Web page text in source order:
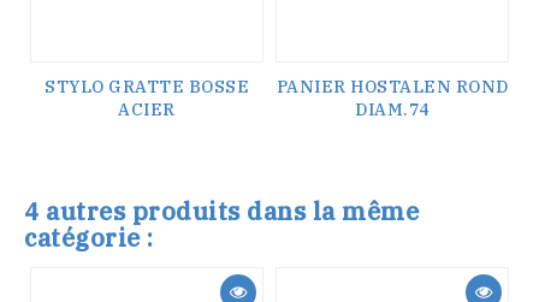
STYLO GRATTE BOSSE
ACIER
PANIER HOSTALEN ROND
DIAM.74
4 autres produits dans la même
catégorie :